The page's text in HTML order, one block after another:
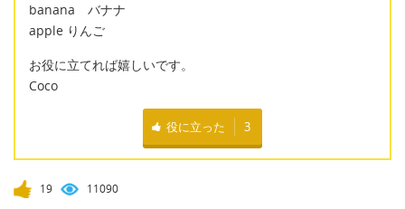
banana バナナ
apple りんご
お役に立てれば嬉しいです。
Coco
役に立った 3
19 11090